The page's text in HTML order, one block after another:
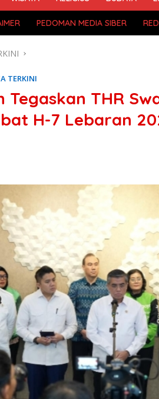
PEDOMAN MEDIA SIBER
TERKINI
Tegaskan THR
H-7 Lebaran